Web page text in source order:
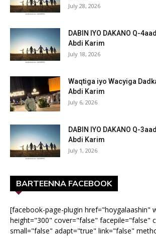
July 28, 2026
DABIN IYO DAKANO Q-
Abdi Karim
July 18, 2026
Waqtiga iyo Wacyiga
Abdi Karim
July 6, 2026
DABIN IYO DAKANO Q-
Abdi Karim
July 1, 2026
BARTEENNA FACEBOOK
[facebook-page-plugin href="hoygalaashin"
height="300" cover="false" facepile="false"
small="false" adapt="true" link="false"